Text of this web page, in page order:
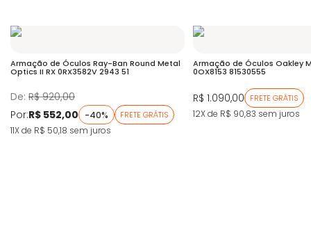
Armação de Óculos Ray-Ban Round Metal
Optics II RX 0RX3582V 2943 51
De: R$ 920,00
Por:R$ 552,00 -40% FRETE GRÁTIS
11X de R$ 50,18 sem juros
Armação de Óculos Oakley
0OX8153 81530555
R$ 1.090,00 FRETE GRÁTIS
12X de R$ 90,83 sem juros